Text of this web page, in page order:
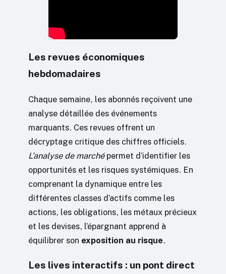
Les revues économiques
hebdomadaires
Chaque semaine, les abonnés reçoivent une
analyse détaillée des événements
marquants. Ces revues offrent un
décryptage critique des chiffres officiels.
L’analyse de marchépermet d’identifier les
opportunités et les risques systémiques. En
comprenant la dynamique entre les
différentes classes d’actifs comme les
actions, les obligations, les métaux précieux
et les devises, l’épargnant apprend à
équilibrer son exposition au risque.
Les lives interactifs : un pont direct